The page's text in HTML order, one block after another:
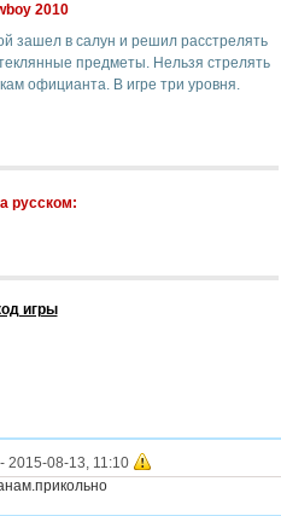
2010
зашел в салун и решил расстрелять
предметы. Нельзя стрелять
официанта. В игре три уровня.
русском:
игры
2015-08-13, 11:10